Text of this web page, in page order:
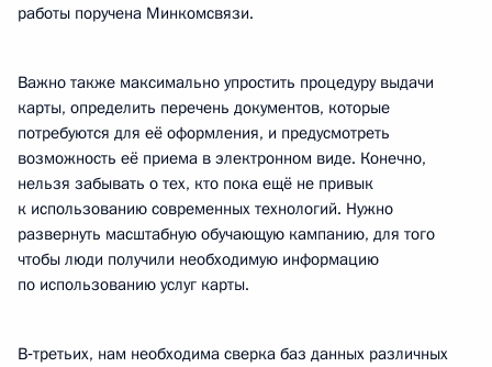
работы поручена Минкомсвязи.
Важно также максимально упростить процедуру выдачи
карты, определить перечень документов, которые
потребуются для её оформления, и предусмотреть
возможность её приема в электронном виде. Конечно,
нельзя забывать о тех, кто пока ещё не привык
к использованию современных технологий. Нужно
развернуть масштабную обучающую кампанию, для того
чтобы люди получили необходимую информацию
по использованию услуг карты.
В‑третьих, нам необходима сверка баз данных различных